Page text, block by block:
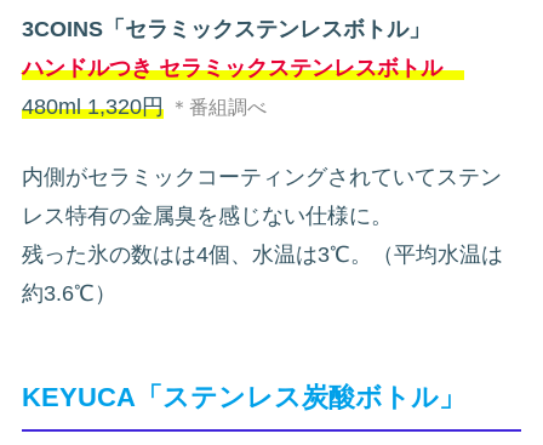
3COINS「セラミックステンレスボトル」
ハンドルつき セラミックステンレスボトル
480ml 1,320円 ＊番組調べ
内側がセラミックコーティングされていてステン
レス特有の金属臭を感じない仕様に。
残った氷の数はは4個、水温は3℃。（平均水温は
約3.6℃）
KEYUCA「ステンレス炭酸ボトル」